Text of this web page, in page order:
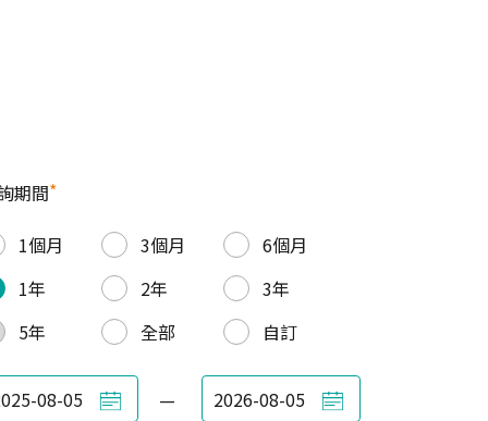
期間*
1個月 3個月
6個月
1年
2年
3年
5年
全部 自訂
—